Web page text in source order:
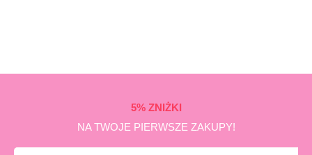
5% ZNIŻKI
NA TWOJE PIERWSZE ZAKUPY!